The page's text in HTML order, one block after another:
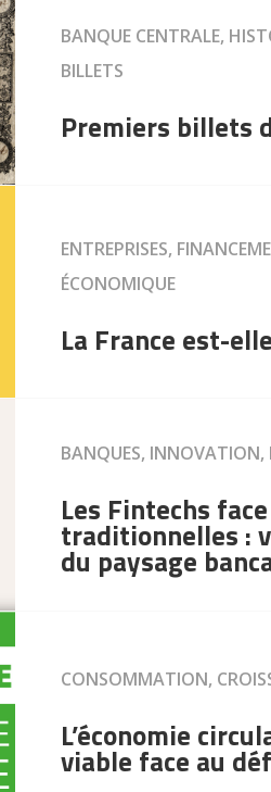
BANQUE CENTRALE,
BILLETS
Premiers billets
ENTREPRISES,
ÉCONOMIQUE
La France est-
BANQUES, INNOVATION,
Les Fintechs
traditionnelles :
du paysage
CONSOMMATION,
L’économie
viable face au